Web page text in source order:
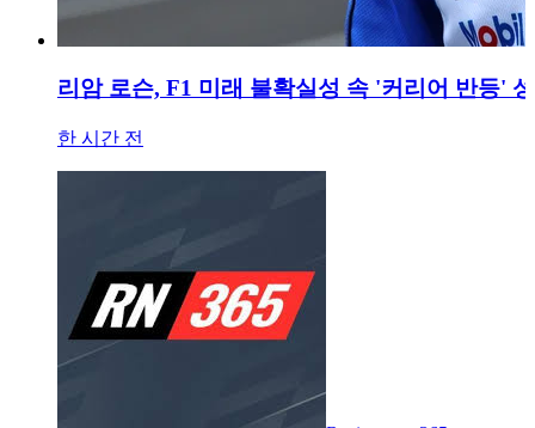
리암 로슨, F1 미래 불확실성 속 '커리어 반등'
한 시간 전